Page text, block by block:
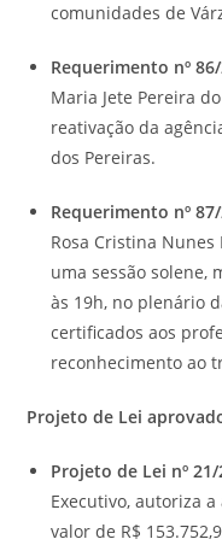
comunidades de
Requerimento nº
Maria Jete Pereira
reativação da
dos Pereiras.
Requerimento nº
Rosa Cristina
uma sessão solene,
às 19h, no plenário
certificados aos
reconhecimento ao
Projeto de Lei
Projeto de Lei nº 21/
Executivo, autoriza
valor de R$